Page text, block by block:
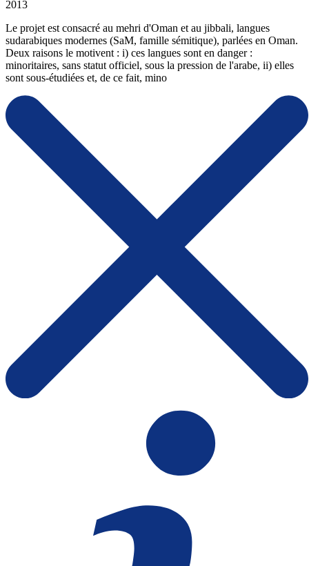
2013
Le projet est consacré au mehri d'Oman et au jibbali, langues
sudarabiques modernes (SaM, famille sémitique), parlées en Oman.
Deux raisons le motivent : i) ces langues sont en danger :
minoritaires, sans statut officiel, sous la pression de l'arabe, ii) elles
sont sous-étudiées et, de ce fait, mino